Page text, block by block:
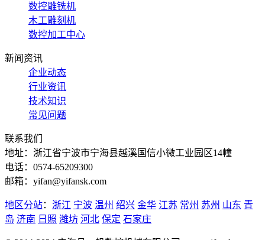
数控雕铣机
木工雕刻机
数控加工中心
新闻资讯
企业动态
行业资讯
技术知识
常见问题
联系我们
地址：浙江省宁波市宁海县越溪国信小微工业园区14幢
电话：0574-65209300
邮箱：yifan@yifansk.com
地区分站： 浙江 宁波 温州 绍兴 金华 江苏 常州 苏州 山东 青
岛 济南 日照 潍坊 河北 保定 石家庄